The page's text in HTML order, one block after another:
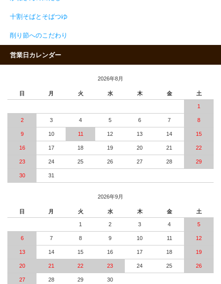
十割そばとそばつゆ
削り節へのこだわり
営業日カレンダー
2026年8月
日 月 火 水 木 金 土
1
2 3 4 5 6 7 8
9 10 11 12 13 14 15
16 17 18 19 20 21 22
23 24 25 26 27 28 29
30 31
2026年9月
日 月 火 水 木 金 土
1 2 3 4 5
6 7 8 9 10 11 12
13 14 15 16 17 18 19
20 21 22 23 24 25 26
27 28 29 30